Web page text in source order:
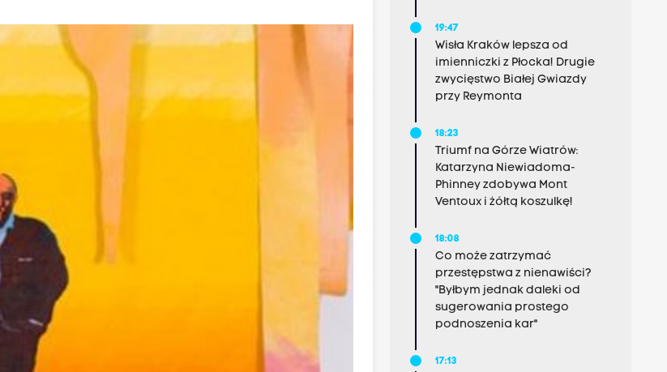
19:47
Wisła Kraków lepsza od
imienniczki z Płocka! Drugie
zwycięstwo Białej Gwiazdy
przy Reymonta
18:23
Triumf na Górze Wiatrów:
Katarzyna Niewiadoma-
Phinney zdobywa Mont
Ventoux i żółtą koszulkę!
18:08
Co może zatrzymać
przestępstwa z nienawiści?
"Byłbym jednak daleki od
sugerowania prostego
podnoszenia kar"
17:13